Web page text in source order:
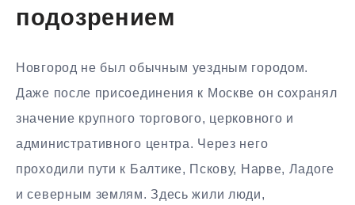
подозрением
Новгород не был обычным уездным городом.
Даже после присоединения к Москве он сохранял
значение крупного торгового, церковного и
административного центра. Через него
проходили пути к Балтике, Пскову, Нарве, Ладоге
и северным землям. Здесь жили люди,